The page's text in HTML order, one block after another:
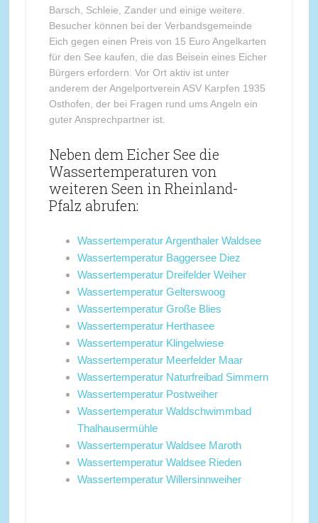
Barsch, Schleie, Zander und einige weitere.
Besucher können bei der Verbandsgemeinde
Eich gegen einen Preis von 15 Euro Angelkarten
für den See kaufen, die das Beisein eines Eicher
Bürgers erfordern. Vor Ort aktiv ist unter
anderem der Angelportverein ASV Karpfen 1935
Osthofen, der bei Fragen rund ums Angeln ein
guter Ansprechpartner ist.
Neben dem Eicher See die
Wassertemperaturen von
weiteren Seen in Rheinland-
Pfalz abrufen:
Wassertemperatur Argenthaler Waldsee
Wassertemperatur Baggersee Diez
Wassertemperatur Dreifelder Weiher
Wassertemperatur Gelterswoog
Wassertemperatur Große Blies
Wassertemperatur Herthasee
Wassertemperatur Klingelwiese
Wassertemperatur Meerfelder Maar
Wassertemperatur Naturfreibad Simmern
Wassertemperatur Postweiher
Wassertemperatur Waldschwimmbad
Thalhausermühle
Wassertemperatur Waldsee Maroth
Wassertemperatur Waldsee Rieden
Wassertemperatur Willersinnweiher